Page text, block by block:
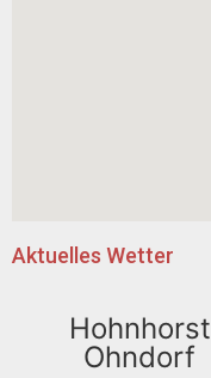
Aktuelles Wetter
Hohnhorst
Ohndorf